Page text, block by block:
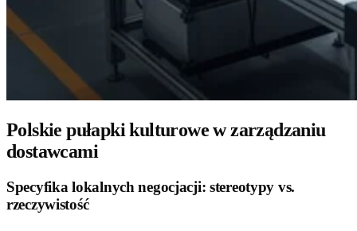
Polskie pułapki kulturowe w zarządzaniu
dostawcami
Specyfika lokalnych negocjacji: stereotypy vs.
rzeczywistość